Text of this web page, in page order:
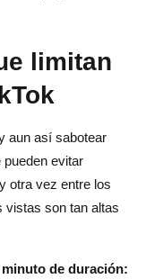
limitan
aun así sabotear
evitar
otra vez entre los
vistas son tan altas
de duración: